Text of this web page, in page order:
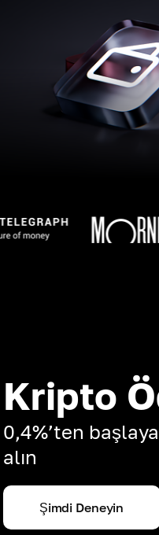
Kripto
0,4%’ten
alın
Şimdi Deneyin